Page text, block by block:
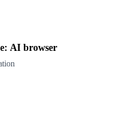
AI browser